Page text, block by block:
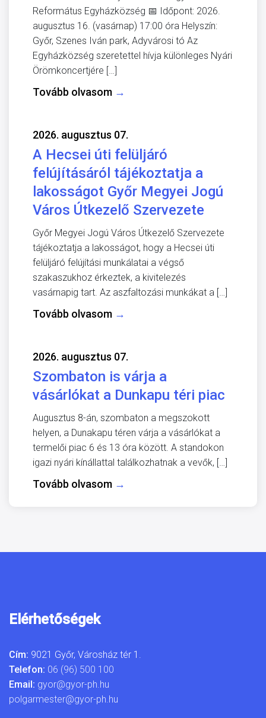
Református Egyházközség 📅 Időpont: 2026.
augusztus 16. (vasárnap) 17:00 óra Helyszín:
Győr, Szenes Iván park, Adyvárosi tó Az
Egyházközség szeretettel hívja különleges Nyári
Örömkoncertjére […]
Tovább olvasom →
2026. augusztus 07.
A Hecsei úti felüljáró
felújításáról tájékoztatja a
lakosságot Győr Megyei Jogú
Város Útkezelő Szervezete
Győr Megyei Jogú Város Útkezelő Szervezete
tájékoztatja a lakosságot, hogy a Hecsei úti
felüljáró felújítási munkálatai a végső
szakaszukhoz érkeztek, a kivitelezés
vasárnapig tart. Az aszfaltozási munkákat a […]
Tovább olvasom →
2026. augusztus 07.
Szombaton is várja a
vásárlókat a Dunkapu téri piac
Augusztus 8-án, szombaton a megszokott
helyen, a Dunakapu téren várja a vásárlókat a
termelői piac 6 és 13 óra között. A standokon
igazi nyári kínállattal találkozhatnak a vevők, […]
Tovább olvasom →
Elérhetőségek
Cím: 9021 Győr, Városház tér 1.
Telefon: 06 (96) 500 100
Email: gyor@gyor-ph.hu
polgarmester@gyor-ph.hu